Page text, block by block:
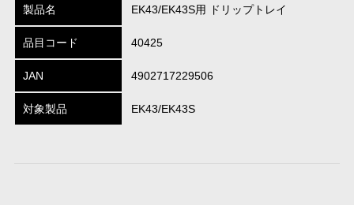
製品名 EK43/EK43S用 ドリップトレイ
品目コード 40425
JAN 4902717229506
対象製品 EK43/EK43S